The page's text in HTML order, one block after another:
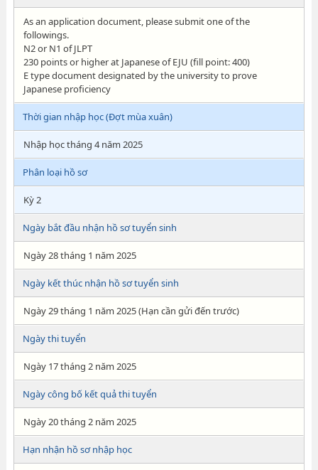
As an application document, please submit one of the
followings.
N2 or N1 of JLPT
230 points or higher at Japanese of EJU (fill point: 400)
E type document designated by the university to prove
Japanese proficiency
Thời gian nhập học (Đợt mùa xuân)
Nhập học tháng 4 năm 2025
Phân loại hồ sơ
Kỳ 2
Ngày bắt đầu nhận hồ sơ tuyển sinh
Ngày 28 tháng 1 năm 2025
Ngày kết thúc nhận hồ sơ tuyển sinh
Ngày 29 tháng 1 năm 2025 (Hạn cần gửi đến trước)
Ngày thi tuyển
Ngày 17 tháng 2 năm 2025
Ngày công bố kết quả thi tuyển
Ngày 20 tháng 2 năm 2025
Hạn nhận hồ sơ nhập học